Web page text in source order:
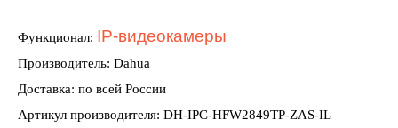
Функционал: IP-видеокамеры
Производитель: Dahua
Доставка: по всей России
Артикул производителя: DH-IPC-HFW2849TP-ZAS-IL